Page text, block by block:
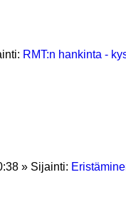
RMT:n hankinta -
» Sijainti: